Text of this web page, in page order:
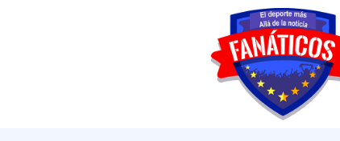
F
a
Noticias
deportivas